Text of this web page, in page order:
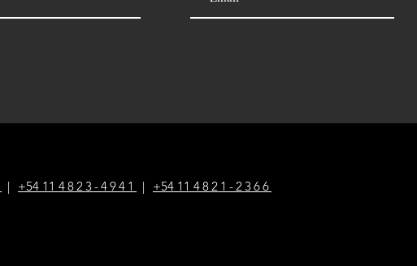
| +54 1 1 4823-4941 | +54 1 1 4821-2366